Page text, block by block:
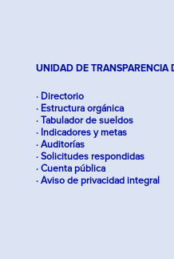
UNIDAD DE TRANSPARENCIA
· Directorio
· Estructura orgánica
· Tabulador de sueldos
· Indicadores y metas
· Auditorías
· Solicitudes respondidas
· Cuenta pública
· Aviso de privacidad integral